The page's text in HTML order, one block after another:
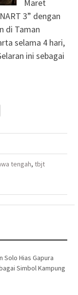
Maret
3” dengan
di Taman
selama 4 hari,
ini sebagai
tengah, tbjt
Solo Hias Gapura
Simbol Kampung